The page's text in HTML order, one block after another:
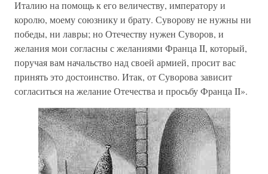
Италию на помощь к его величеству, императору и
королю, моему союзнику и брату. Суворову не нужны ни
победы, ни лавры; но Отечеству нужен Суворов, и
желания мои согласны с желаниями Франца II, который,
поручая вам начальство над своей армией, просит вас
принять это достоинство. Итак, от Суворова зависит
согласиться на желание Отечества и просьбу Франца II».